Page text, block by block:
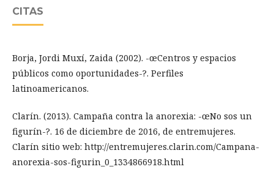
CITAS
Borja, Jordi Muxí, Zaida (2002). -œCentros y espacios
públicos como oportunidades-?. Perfiles
latinoamericanos.
Clarín. (2013). Campaña contra la anorexia: -œNo sos un
figurín-?. 16 de diciembre de 2016, de entremujeres.
Clarín sitio web: http://entremujeres.clarin.com/Campana-
anorexia-sos-figurin_0_1334866918.html